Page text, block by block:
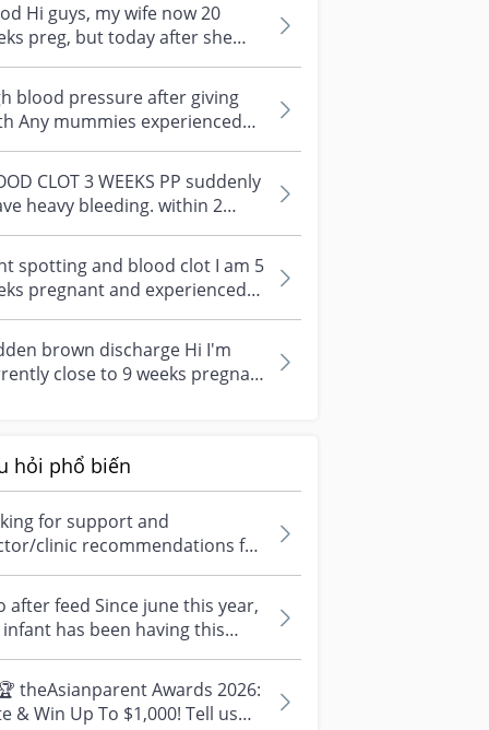
Hi guys, my wife now 20
preg, but today after she
urine suddenly blood came
is...blood pressure after giving
Any mummies experienced
before? During whole
b...
CLOT 3 WEEKS PP suddenly
heavy bleeding. within 2
my pad is so FULL and when i
spotting and blood clot I am 5
pregnant and experienced
brown spotting & small blo...
brown discharge Hi I'm
close to 9 weeks pregnant
hỏi phổ biến
for support and
clinic recommendations for
abortion i'm feeling really
after feed Since june this year,
infant has been having this
episode three times....
theAsianparent Awards 2026:
& Win Up To $1,000! Tell us